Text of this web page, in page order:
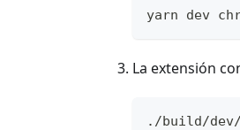
yarn dev
La extensión
./build/dev/